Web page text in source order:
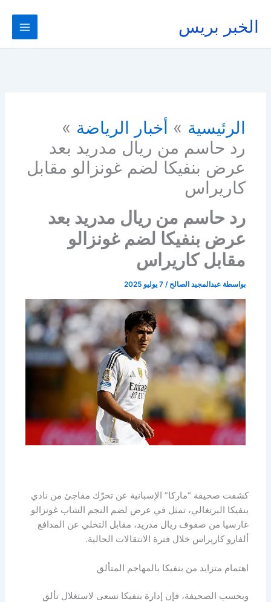
المحتوى
الخبر بريس
الرئيسية
أخبار الرياضة
رد حاسم من ريال مدريد بعد
عرض بنفيكا لضم غونزالو مقابل
كاريراس
رد حاسم من ريال مدريد بعد
عرض بنفيكا لضم غونزالو
مقابل كاريراس
بواسطة عبدالمجيد الصالح/7 يوليو 2025
كشفت صحيفة “ماركا” الإسبانية عن تحرّك مفاجئ من نادي
بنفيكا البرتغالي، تمثل في عرض لضم النجم الشاب غونزالو
غارسيا من صفوف ريال مدريد، مقابل التخلي عن المدافع
ألفارو كاريراس خلال فترة الانتقالات الحالية.
اهتمام متزايد من بنفيكا بالمهاجم المتألق
وبحسب الصحيفة، فإن إدارة بنفيكا تسعى لاستغلال تألق